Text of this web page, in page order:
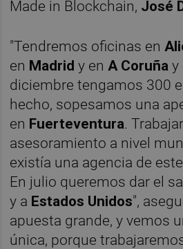
Made in Blockchain, José
"Tendremos oficinas en
en Madrid y en A Coruña y
diciembre tengamos 300
hecho, sopesamos una
en Fuerteventura.
asesoramiento a nivel
existía una agencia de
En julio queremos dar el
y a Estados Unidos",
apuesta grande, y vemos
única, porque